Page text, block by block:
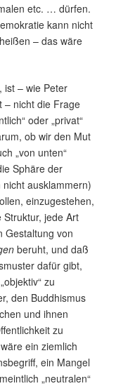
etc. … dürfen.
kann nicht
– das wäre
ist – wie Peter
– nicht die Frage
oder „privat“
ob wir den Mut
„von unten“
Sphäre der
ausklammern)
einzugestehen,
jede Art
Gestaltung von
beruht, und daß
dafür gibt,
zu
den Buddhismus
und ihnen
zu
ein ziemlich
ein Mangel
„neutralen“